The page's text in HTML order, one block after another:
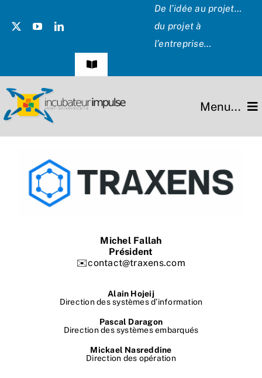
De l’idée au projet…
du projet à
l’entreprise…
Navigation
Témoignages
Hommage
Menu...
Missions
Projets
Michel Fallah
Président
✉️contact@traxens.com
Alain Hojeij
Direction des systèmes d’information
Pascal Daragon
Direction des systèmes embarqués
Mickael Nasreddine
Direction des opération